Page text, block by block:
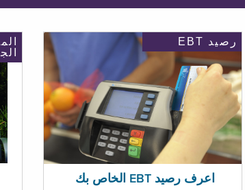
رصيد EBT
اعرف رصيد EBT الخاص بك